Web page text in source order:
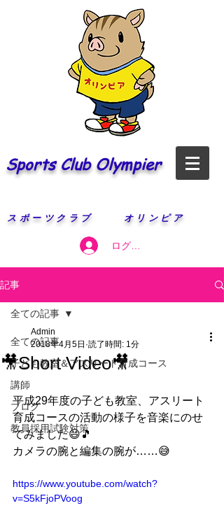
Sports Club Olympier
​スポーツクラブ オリンピア
ログイン
記事
全ての記事
子ども教室＆アスリート育成コース
講師
ブログ
教員採用試験対策
全ての記事
🎥Short Video🎥
Admin
2018年4月5日 読了時間: 1分
平成29年度の子ども教室、アスリート
育成コースの活動の様子を音楽にのせ
てみました😄🎵
カメラの腕と編集の腕が……😅
https://www.youtube.com/watch?
v=S5kFjoPVoog